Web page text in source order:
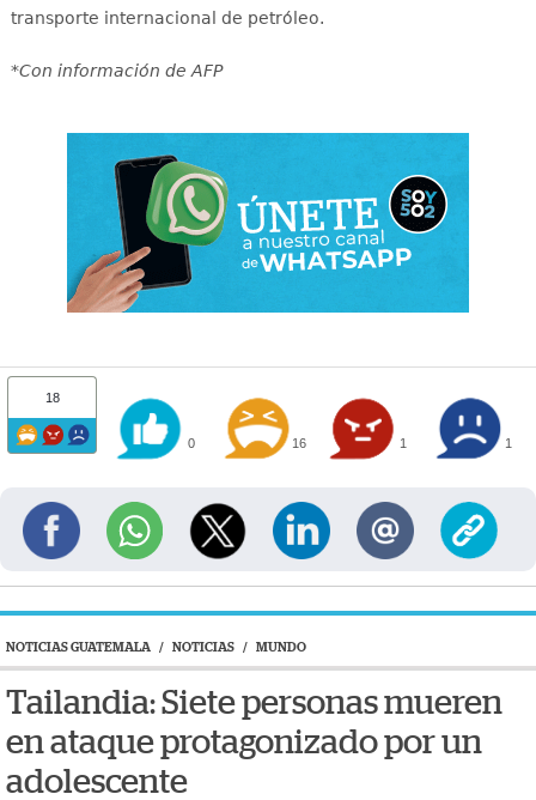
transporte internacional de petróleo.
*Con información de AFP
18
0 16 1 1
NOTICIAS GUATEMALA / NOTICIAS / MUNDO
Tailandia: Siete personas mueren
en ataque protagonizado por un
adolescente